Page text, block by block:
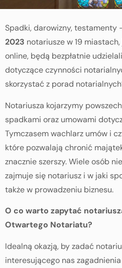
Spadki, darowizny, testamenty
2023 notariusze w 19
online, będą bezpłatnie
dotyczące czynności
skorzystać z porad
Notariusza kojarzymy
spadkami oraz umowami
Tymczasem wachlarz umów i
które pozwalają chronić
znacznie szerszy. Wiele osób
zajmuje się notariusz i w jaki
także w prowadzeniu biznesu.
O co warto zapytać
Otwartego Notariatu?
Idealną okazją, by zadać
interesującego nas